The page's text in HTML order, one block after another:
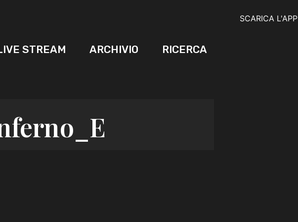
STREAM ARCHIVIO RICERCA
SCARICA L'APP